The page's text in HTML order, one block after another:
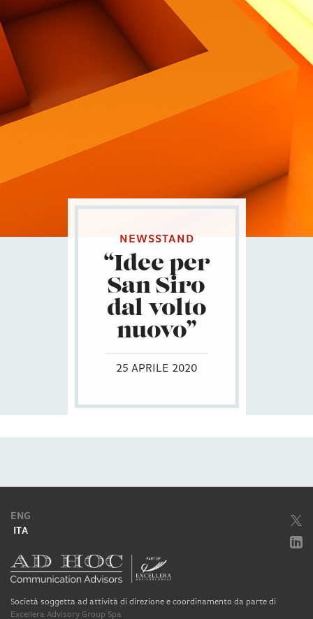
Eng
NEWSSTAND
“Idee per
San Siro
dal volto
nuovo”
25 APRILE 2020
ENG
ITA
Società soggetta ad attività di direzione e coordinamento da parte di
Excellera Advisory Group Spa